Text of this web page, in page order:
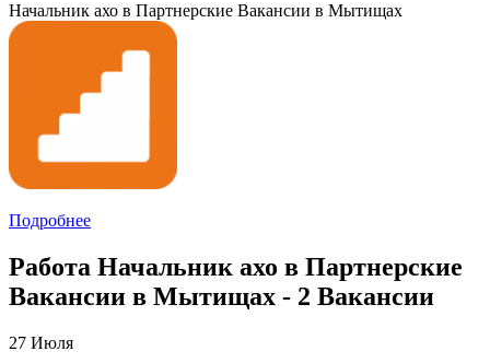
Начальник ахо в Партнерские Вакансии в Мытищах
Подробнее
Работа Начальник ахо в Партнерские
Вакансии в Мытищах - 2 Вакансии
27 Июля